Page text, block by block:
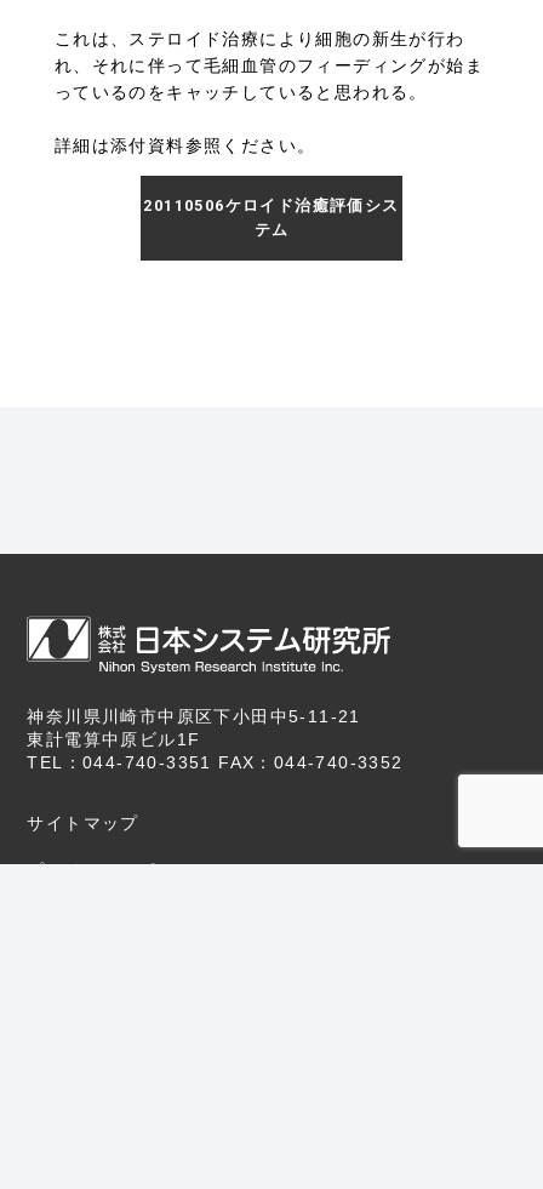
これは、ステロイド治療により細胞の新生が行わ
れ、それに伴って毛細血管のフィーディングが始ま
っているのをキャッチしていると思われる。
詳細は添付資料参照ください。
20110506ケロイド治癒評価シス
テム
神奈川県川崎市中原区下小田中5-11-21
東計電算中原ビル1F
TEL：044-740-3351 FAX：044-740-3352
サイトマップ
プライバシーポリシー